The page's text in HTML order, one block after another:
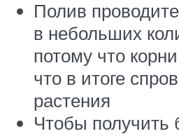
Полив
в небольших
потому что
что в итоге
растения
Чтобы получить